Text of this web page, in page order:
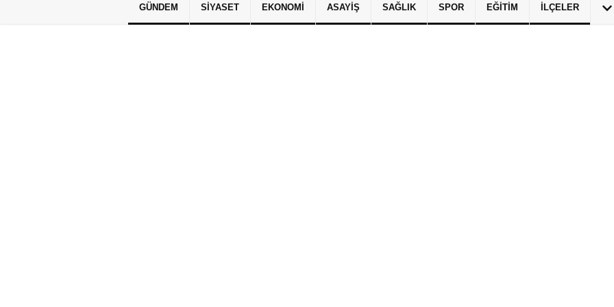
Künye İletişim Çerez Politikası Gizlilik İlkeleri
GÜNDEM SIYASET EKONOMI ASAYIŞ SAĞLIK SPOR EĞITIM İLÇELER